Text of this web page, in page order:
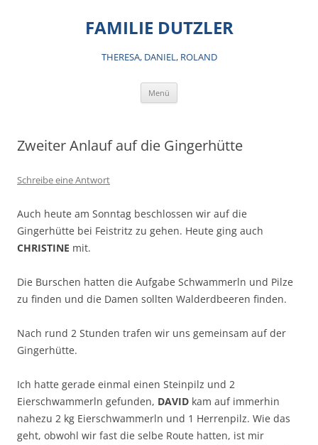
FAMILIE DUTZLER
THERESA, DANIEL, ROLAND
Menü
Zweiter Anlauf auf die Gingerhütte
Schreibe eine Antwort
Auch heute am Sonntag beschlossen wir auf die
Gingerhütte bei Feistritz zu gehen. Heute ging auch
CHRISTINE mit.
Die Burschen hatten die Aufgabe Schwammerln und Pilze
zu finden und die Damen sollten Walderdbeeren finden.
Nach rund 2 Stunden trafen wir uns gemeinsam auf der
Gingerhütte.
Ich hatte gerade einmal einen Steinpilz und 2
Eierschwammerln gefunden, DAVID kam auf immerhin
nahezu 2 kg Eierschwammerln und 1 Herrenpilz. Wie das
geht, obwohl wir fast die selbe Route hatten, ist mir